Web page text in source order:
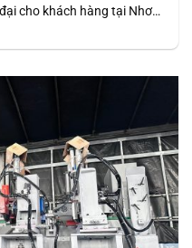
cho khách hàng tại Nhơn
nhu cầu gia công phức tạp